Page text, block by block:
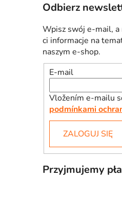
Odbierz
Wpisz swój e-mail, a
ci informacje na
naszym e-shop.
E-mail
Vložením e-mailu
podmínkami
ZALOGUJ SIĘ
Przyjmujemy